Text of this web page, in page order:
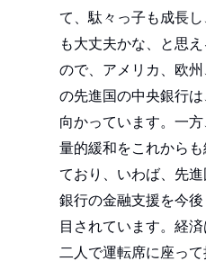
て、駄々っ子も成長
も大丈夫かな、と思
ので、アメリカ、欧
の先進国の中央銀行
向かっています。一
量的緩和をこれから
ており、いわば、先
銀行の金融支援を今
目されています。経
二人で運転席に座っ